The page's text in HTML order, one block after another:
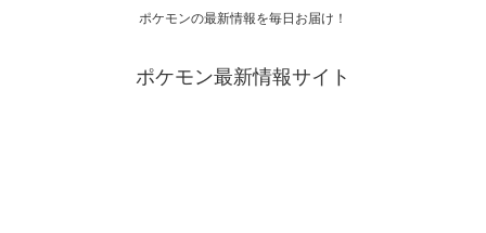
ポケモンの最新情報を毎日お届け！
ポケモン最新情報サイト